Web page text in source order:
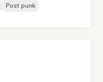
Post punk